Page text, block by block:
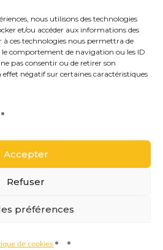
nous utilisons des technologies
et/ou accéder aux informations des
à ces technologies nous permettra de
le comportement de navigation ou les ID
pas consentir ou de retirer son
négatif sur certaines caractéristiques
Accepter
Refuser
préférences
de cookies
interdite.